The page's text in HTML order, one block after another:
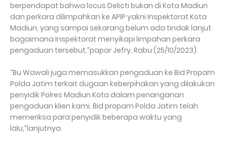
berpendapat bahwa locus Delicti bukan di Kota Madiun
dan perkara dilimpahkan ke APIP yakni Inspektorat Kota
Madiun, yang sampai sekarang belum ada tindak lanjut
bagaimana Inspektorat menyikapi limpahan perkara
pengaduan tersebut,”papar Jefry, Rabu (25/10/2023).
“Bu Wawali juga memasukkan pengaduan ke Bid Propam
Polda Jatim terkait dugaan keberpihakan yang dilakukan
penyidik Polres Madiun Kota dalam penanganan
pengaduan klien kami. Bid propam Polda Jatim telah
memeriksa para penyidik beberapa waktu yang
lalu,”lanjutnya.